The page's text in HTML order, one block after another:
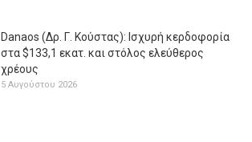
Danaos (Δρ. Γ. Κούστας): Ισχυρή κερδοφορία
στα $133,1 εκατ. και στόλος ελεύθερος
χρέους
5 Αυγούστου 2026